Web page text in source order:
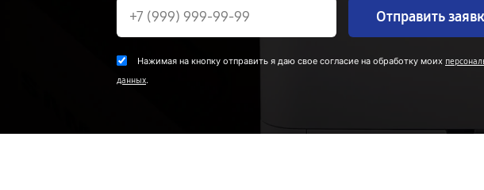
Отправить
Нажимая на кнопку отправить я даю свое согласие на обработку моих
данных.